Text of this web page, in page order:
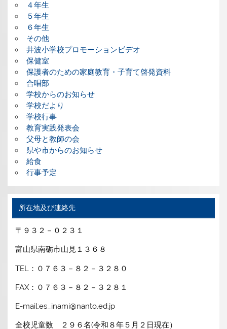
４年生
５年生
６年生
その他
井波小学校プロモーションビデオ
保健室
保護者のための家庭教育・子育て啓発資料
合唱部
学校からのお知らせ
学校だより
学校行事
教育実践発表会
父母と教師の会
県や市からのお知らせ
給食
行事予定
所在地及び連絡先
〒９３２－０２３１
富山県南砺市山見１３６８
TEL：０７６３－８２－３２８０
FAX：０７６３－８２－３２８１
E-mail:es_inami@nanto.ed.jp
全校児童数 ２９６名(令和８年５月２日現在）